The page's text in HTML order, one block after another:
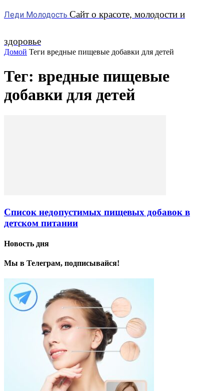
Леди Молодость Сайт о красоте, молодости и
здоровье
Домой Теги вредные пищевые добавки для детей
Тег: вредные пищевые
добавки для детей
Список недопустимых пищевых добавок в
детском питании
Новость дня
Мы в Телеграм, подписывайся!